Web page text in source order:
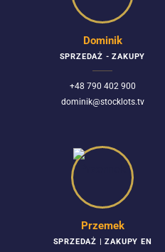
Dominik
SPRZEDAŻ - ZAKUPY
+48 790 402 900
dominik@stocklots.tv
Przemek
SPRZEDAŻ | ZAKUPY EN